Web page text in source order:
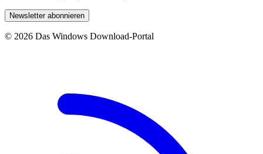
Newsletter abonnieren
© 2026 Das Windows Download-Portal